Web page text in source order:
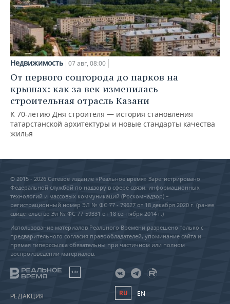
Недвижимость 07 авг, 08:00
От первого соцгорода до парков на
крышах: как за век изменилась
строительная отрасль Казани
К 70-летию Дня строителя — история становления
татарстанской архитектуры и новые стандарты качества
жилья
© 2015 - 2026 Сетевое издание «Реальное время» Зарегистрировано
Федеральной службой по надзору в сфере связи, информационных
технологий и массовых коммуникаций (Роскомнадзор) –
регистрационный номер ЭЛ № ФС 77 - 79627 от 18 декабря 2020 г. (ранее
свидетельство Эл № ФС 77-59331 от 18 сентября 2014 г.)
Использование материалов Реального Времени разрешено только с
предварительного согласия правообладателей, упоминание сайта и
прямая гиперссылка обязательны при частичном или полном
воспроизведении материалов.
18+
РЕДАКЦИЯ RU EN